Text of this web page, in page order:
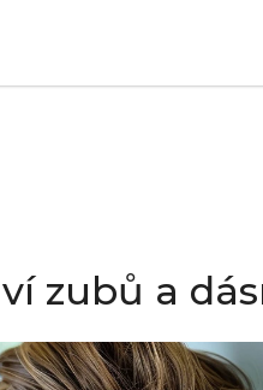
zubů a